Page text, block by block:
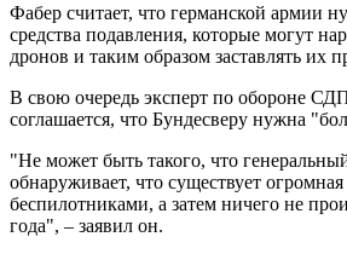
Фабер считает, что германской армии
средства подавления, которые могут
дронов и таким образом заставлять их
В свою очередь эксперт по обороне
соглашается, что Бундесверу нужна
"Не может быть такого, что
обнаруживает, что существует
беспилотниками, а затем ничего не
года", – заявил он.